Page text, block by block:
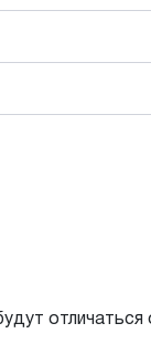
отличаться